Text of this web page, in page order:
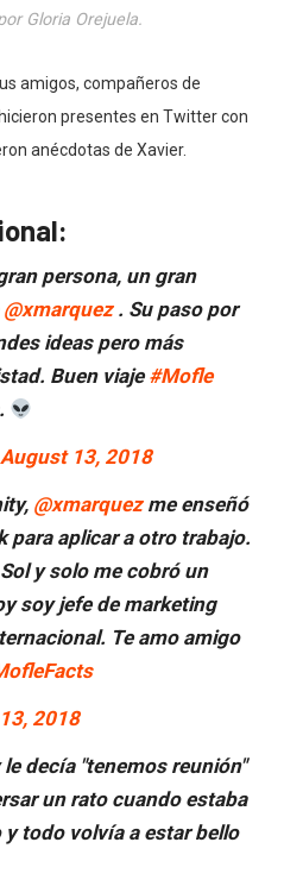
Gloria Orejuela.
amigos, compañeros de
presentes en Twitter con
anécdotas de Xavier.
persona, un gran
@xmarquez. Su paso por
ideas pero más
Buen viaje #Mofle
August 13, 2018
@xmarquezme enseñó
para aplicar a otro trabajo.
y solo me cobró un
soy jefe de marketing
Te amo amigo
2018
decía "tenemos reunión"
un rato cuando estaba
todo volvía a estar bello